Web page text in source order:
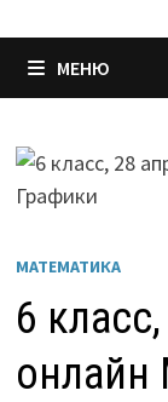
МЕНЮ
МАТЕМАТИКА
6
онлайн